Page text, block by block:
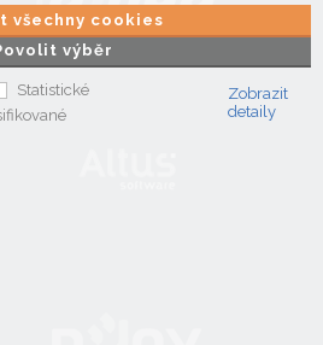
Povolit výběr
všechny cookies
Statistické
Zobrazit
detaily